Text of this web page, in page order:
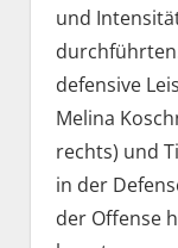
und
defensive
Melina
rechts) und
in der
der Offense